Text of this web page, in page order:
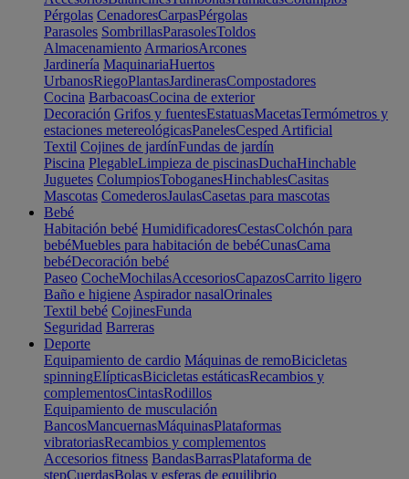
Pérgolas CenadoresCarpasPérgolas
Parasoles SombrillasParasolesToldos
Almacenamiento ArmariosArcones
Jardinería MaquinariaHuertos
UrbanosRiegoPlantasJardinerasCompostadores
Cocina BarbacoasCocina de exterior
Decoración Grifos y fuentesEstatuasMacetasTermómetros y
estaciones metereológicasPanelesCesped Artificial
Textil Cojines de jardínFundas de jardín
Piscina PlegableLimpieza de piscinasDuchaHinchable
Juguetes ColumpiosToboganesHinchablesCasitas
Mascotas ComederosJaulasCasetas para mascotas
Bebé
Habitación bebé HumidificadoresCestasColchón para
bebéMuebles para habitación de bebéCunasCama
bebéDecoración bebé
Paseo CocheMochilasAccesoriosCapazosCarrito ligero
Baño e higiene Aspirador nasalOrinales
Textil bebé CojinesFunda
Seguridad Barreras
Deporte
Equipamiento de cardio Máquinas de remoBicicletas
spinningElípticasBicicletas estáticasRecambios y
complementosCintasRodillos
Equipamiento de musculación
BancosMancuernasMáquinasPlataformas
vibratoriasRecambios y complementos
Accesorios fitness BandasBarrasPlataforma de
stepCuerdasBolas y esferas de equilibrio